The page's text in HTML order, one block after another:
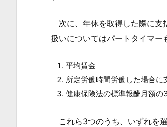
全
投
か
ら
の
連
次に、年休を取得した際に支
扱いについてはパートタイマー
平均賃金
所定労働時間労働した場合に
健康保険法の標準報酬月額の
これら3つのうち、いずれを